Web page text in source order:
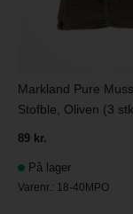
Markland Pure
Stofble, Oliven (3
89 kr.
På lager
Varenr.: 18-40MPO